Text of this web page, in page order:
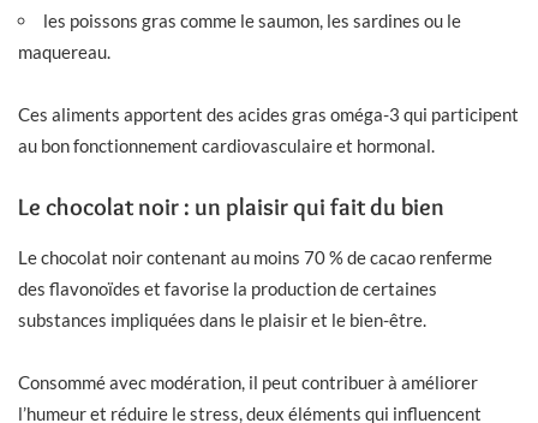
les poissons gras comme le saumon, les sardines ou le
maquereau.
Ces aliments apportent des acides gras oméga-3 qui participent
au bon fonctionnement cardiovasculaire et hormonal.
Le chocolat noir : un plaisir qui fait du bien
Le chocolat noir contenant au moins 70 % de cacao renferme
des flavonoïdes et favorise la production de certaines
substances impliquées dans le plaisir et le bien-être.
Consommé avec modération, il peut contribuer à améliorer
l’humeur et réduire le stress, deux éléments qui influencent